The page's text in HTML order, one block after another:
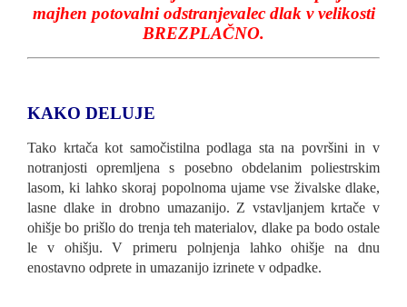
majhen potovalni odstranjevalec dlak v velikosti
BREZPLAČNO.
KAKO DELUJE
Tako krtača kot samočistilna podlaga sta na površini in v
notranjosti opremljena s posebno obdelanim poliestrskim
lasom, ki lahko skoraj popolnoma ujame vse živalske dlake,
lasne dlake in drobno umazanijo. Z vstavljanjem krtače v
ohišje bo prišlo do trenja teh materialov, dlake pa bodo ostale
le v ohišju. V primeru polnjenja lahko ohišje na dnu
enostavno odprete in umazanijo izrinete v odpadke.